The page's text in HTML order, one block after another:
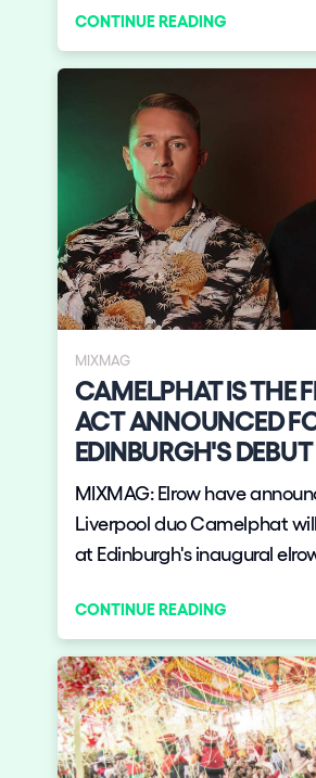
CONTINUE READING
MIXMAG
CAMELPHAT IS THE
ACT ANNOUNCED
EDINBURGH'S
TOWN
MIXMAG: Elrow have
Liverpool duo Camelphat
at Edinburgh's inaugural
north of the UK.
CONTINUE READING